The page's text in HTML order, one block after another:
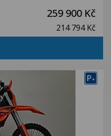
259 900 Kč
214 794 Kč
P+